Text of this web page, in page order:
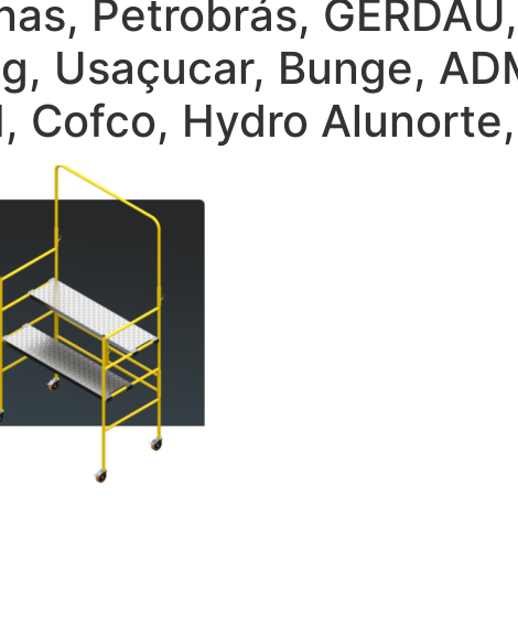
Petrobrás,
Usaçucar, Bunge,
Cofco, Hydro